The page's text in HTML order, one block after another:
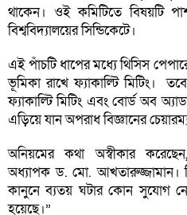
থাকেন। ওই কমিটিতে বিষয়টি
বিশ্ববিদ্যালয়ের সিন্ডিকেটে।
এই পাঁচটি ধাপের মধ্যে থিসিস
ভূমিকা রাখে ফ্যাকাল্টি মিটিং।
ফ্যাকাল্টি মিটিং এবং বোর্ড অব
এড়িয়ে যান অপরাধ বিজ্ঞানের
অনিয়মের কথা অস্বীকার করেছেন,
অধ্যাপক ড. মো. আখতারুজ্জামান।
কানুনে ব্যতয় ঘটার কোন সুযোগ
হয়েছে।”